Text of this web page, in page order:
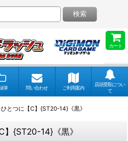
カート
検索
弾 問い合わせ ご利用案内
店頭受取につい
て
とつに【C】{ST20-14}《黒》
{ST20-14}《黒》